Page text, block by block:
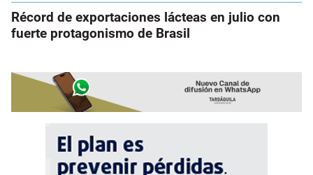
Récord de exportaciones lácteas en julio con
fuerte protagonismo de Brasil